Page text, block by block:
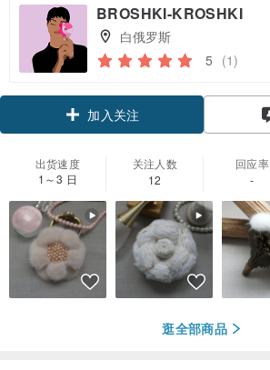
BROSHKI-KROSHKI
白俄罗斯
5 (1)
加入关注
出货速度
1～3 日
关注人数
12
回应率
-
逛全部商品